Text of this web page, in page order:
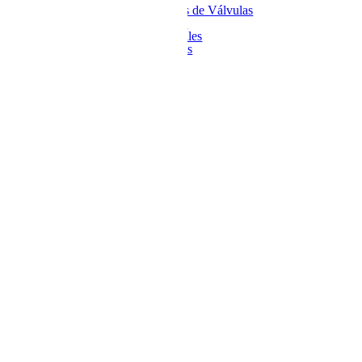
Rectificadora de Asientos de Válvulas
Rectificadora de Cigüeñales
Rectificadora de Cilindros